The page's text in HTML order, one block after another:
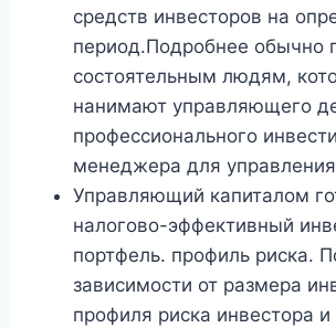
средств инвесторов на
период.Подробнее обычно
состоятельным людям,
нанимают управляющего
профессионального
менеджера для
Управляющий капиталом
налогово-эффективный
портфель. профиль риска.
зависимости от размера
профиля риска инвестора